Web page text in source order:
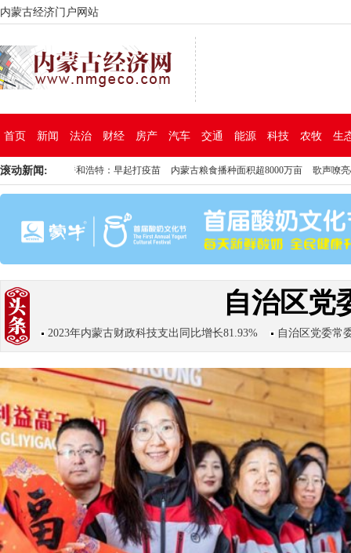
内蒙古经济门户网站
首页 新闻 法治 财经 房产 汽车 交通 能源 科技 农牧 生
滚动新闻:
呼和浩特：早起打疫苗 内蒙古粮食播种面积超8000万亩 歌声嘹亮心向党
呼和浩特：早起打疫苗 内蒙古粮食播种面积超8000万亩 歌声嘹亮心向党
自治区党
2023年内蒙古财政科技支出同比增长81.93% 自治区党委常